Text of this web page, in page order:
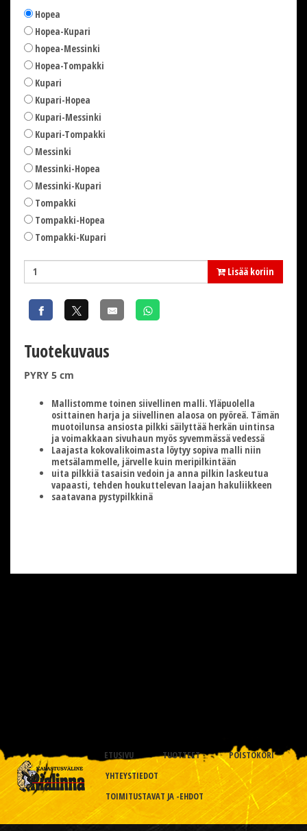
Hopea
Hopea-Kupari
hopea-Messinki
Hopea-Tompakki
Kupari
Kupari-Hopea
Kupari-Messinki
Kupari-Tompakki
Messinki
Messinki-Hopea
Messinki-Kupari
Tompakki
Tompakki-Hopea
Tompakki-Kupari
Lisää koriin
Tuotekuvaus
PYRY 5 cm
Mallistomme toinen siivellinen malli. Yläpuolella
osittainen harja ja siivellinen alaosa on pyöreä. Tämän
muotoilunsa ansiosta pilkki säilyttää herkän uintinsa
ja voimakkaan sivuhaun myös syvemmässä vedessä
Laajasta kokovalikoimasta löytyy sopiva malli niin
metsälammelle, järvelle kuin meripilkintään
uita pilkkiä tasaisin vedoin ja anna pilkin laskeutua
vapaasti, tehden houkuttelevan laajan hakuliikkeen
saatavana pystypilkkinä
ETUSIVU TUOTTEET
POISTOKORI
YHTEYSTIEDOT
TOIMITUSTAVAT JA -EHDOT